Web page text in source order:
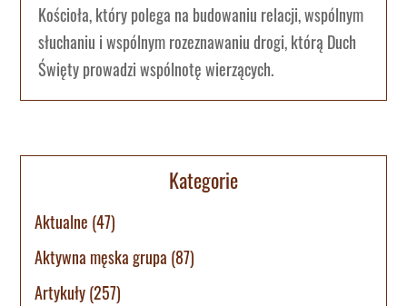
Kościoła, który polega na budowaniu relacji, wspólnym
słuchaniu i wspólnym rozeznawaniu drogi, którą Duch
Święty prowadzi wspólnotę wierzących.
Kategorie
Aktualne (47)
Aktywna męska grupa (87)
Artykuły(257)